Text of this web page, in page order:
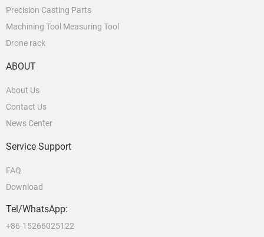
Precision Casting Parts
Machining Tool Measuring Tool
Drone rack
ABOUT
About Us
Contact Us
News Center
Service Support
FAQ
Download
Tel/WhatsApp:
+86-15266025122